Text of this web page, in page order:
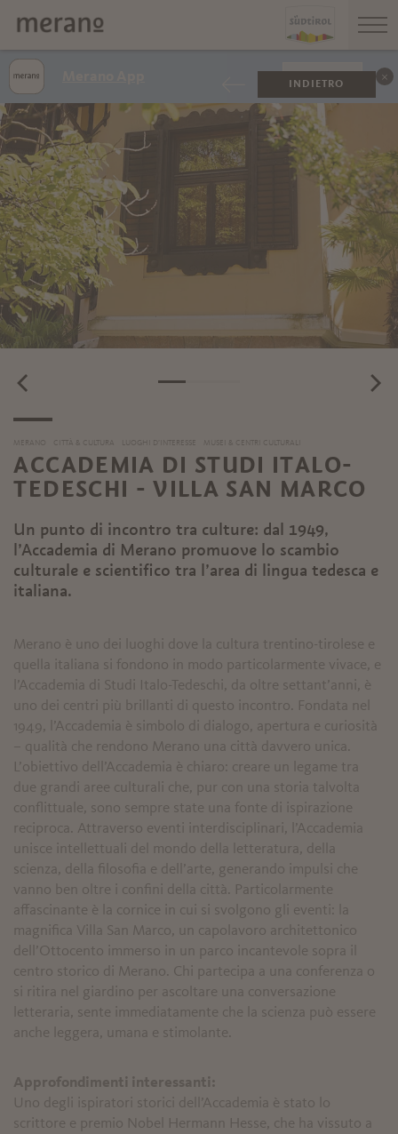
INDIETRO
MERANO CITTÀ & CULTURA LUOGHI D’INTERESSE MUSEI & CENTRI CULTURALI
ACCADEMIA DI STUDI ITALO-
TEDESCHI - VILLA SAN MARCO
Un punto di incontro tra culture: dal 1949,
l’Accademia di Merano promuove lo scambio
culturale e scientifico tra l’area di lingua tedesca e
italiana.
Merano è uno dei luoghi dove la cultura trentino-tirolese e
quella italiana si fondono in modo particolarmente vivace, e
l’Accademia di Studi Italo-Tedeschi, da oltre settant’anni, è
uno dei centri più brillanti di questo incontro. Fondata nel
1949, l’Accademia è simbolo di dialogo, apertura e curiosità
– qualità che rendono Merano una città davvero unica.
L’obiettivo dell’Accademia è chiaro: creare un legame tra
due grandi aree culturali che, pur con una storia talvolta
conflittuale, sono sempre state una fonte di ispirazione
reciproca. Attraverso eventi interdisciplinari, l’Accademia
unisce intellettuali del mondo della letteratura, della
scienza, della filosofia e dell’arte, generando impulsi che
vanno ben oltre i confini della città. Particolarmente
affascinante è la cornice in cui si svolgono gli eventi: la
magnifica Villa San Marco, un capolavoro architettonico
dell’Ottocento immerso in un parco incantevole sopra il
centro storico di Merano. Chi partecipa a una conferenza o
si ritira nel giardino per ascoltare una conversazione
letteraria, sente immediatamente che la scienza può essere
anche leggera, umana e stimolante.
Approfondimenti interessanti:
Uno degli ispiratori storici dell’Accademia è stato lo
scrittore e premio Nobel Hermann Hesse, che ha vissuto a